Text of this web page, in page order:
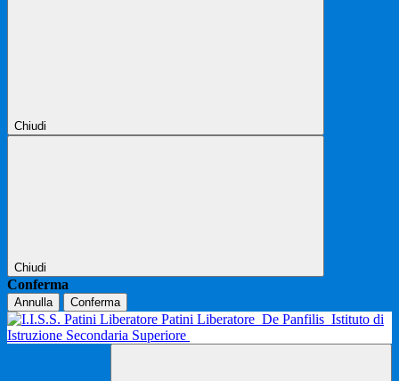
Chiudi
Chiudi
Conferma
Annulla Conferma
Patini Liberatore De Panfilis Istituto di
Istruzione Secondaria Superiore